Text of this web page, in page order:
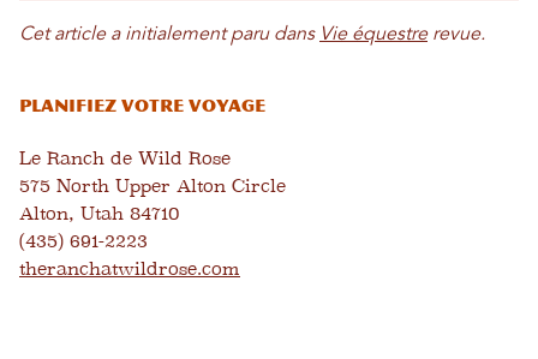
Cet article a initialement paru dans Vie équestrerevue.
Planifiez votre voyage
Le Ranch de Wild Rose
575 North Upper Alton Circle
Alton, Utah 84710
(435) 691-2223
theranchatwildrose.com